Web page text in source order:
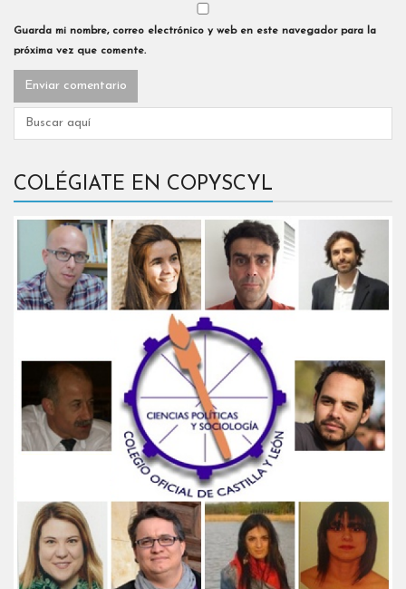
Guarda mi nombre, correo electrónico y web en este navegador para la
próxima vez que comente.
COLÉGIATE EN COPYSCYL